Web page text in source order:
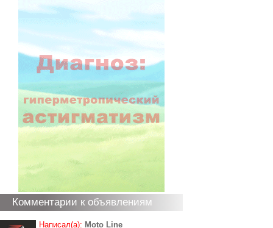
Комментарии к объявлениям
Написал(а): Moto Line